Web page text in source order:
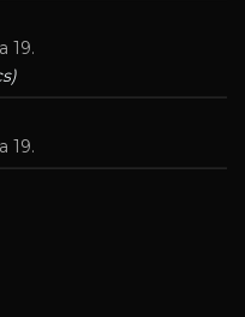
19.
19.